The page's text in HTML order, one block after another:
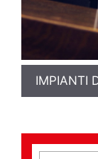
IMPIANTI